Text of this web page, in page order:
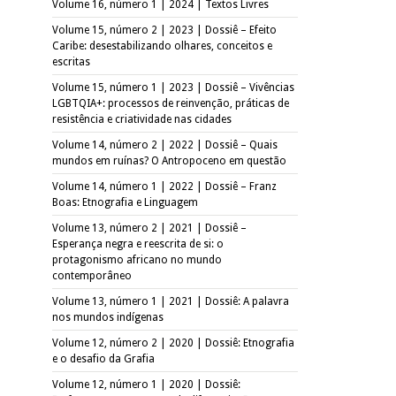
Volume 16, número 1 | 2024 | Textos Livres
Volume 15, número 2 | 2023 | Dossiê – Efeito
Caribe: desestabilizando olhares, conceitos e
escritas
Volume 15, número 1 | 2023 | Dossiê – Vivências
LGBTQIA+: processos de reinvenção, práticas de
resistência e criatividade nas cidades
Volume 14, número 2 | 2022 | Dossiê – Quais
mundos em ruínas? O Antropoceno em questão
Volume 14, número 1 | 2022 | Dossiê – Franz
Boas: Etnografia e Linguagem
Volume 13, número 2 | 2021 | Dossiê –
Esperança negra e reescrita de si: o
protagonismo africano no mundo
contemporâneo
Volume 13, número 1 | 2021 | Dossiê: A palavra
nos mundos indígenas
Volume 12, número 2 | 2020 | Dossiê: Etnografia
e o desafio da Grafia
Volume 12, número 1 | 2020 | Dossiê: